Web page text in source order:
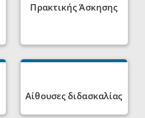
Πρακτικής Άσκησης
Αίθουσες διδασκαλίας